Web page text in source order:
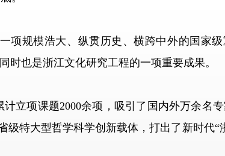
规模浩大、纵贯历史、横跨中外的国家级
时也是浙江文化研究工程的一项重要成果。
立项课题2000余项，吸引了国内外万余名
特大型哲学科学创新载体，打出了新时代“